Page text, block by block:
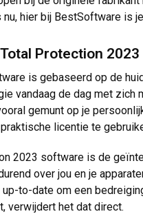
hier bij BestSoftware is
Protection
is gebaseerd op de
vandaag de dag met
gemunt op je
licentie te
2023 software is de
over jou en je
to-date om een
verwijdert het dat direct.